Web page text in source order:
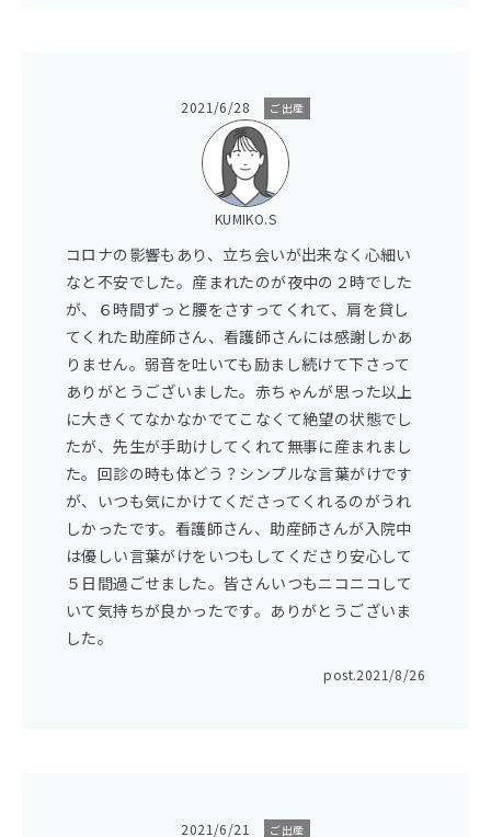
2021/6/28 ご出産
KUMIKO.S
コロナの影響もあり、立ち会いが出来なく心細い
なと不安でした。産まれたのが夜中の２時でした
が、６時間ずっと腰をさすってくれて、肩を貸し
てくれた助産師さん、看護師さんには感謝しかあ
りません。弱音を吐いても励まし続けて下さって
ありがとうございました。赤ちゃんが思った以上
に大きくてなかなかでてこなくて絶望の状態でし
たが、先生が手助けしてくれて無事に産まれまし
た。回診の時も体どう？シンプルな言葉がけです
が、いつも気にかけてくださってくれるのがうれ
しかったです。看護師さん、助産師さんが入院中
は優しい言葉がけをいつもしてくださり安心して
５日間過ごせました。皆さんいつもニコニコして
いて気持ちが良かったです。ありがとうございま
した。
post.2021/8/26
2021/6/21 ご出産